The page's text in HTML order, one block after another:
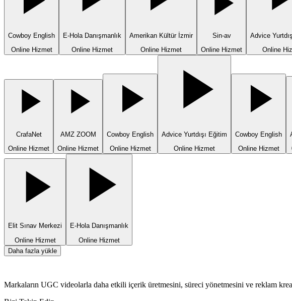
Cowboy English
Online Hizmet
E-Hola Danışmanlık
Online Hizmet
Amerikan Kültür İzmir
Online Hizmet
Sin-av
Online Hizmet
Advice
Online
CrafaNet
Online Hizmet
AMZ ZOOM
Online Hizmet
Cowboy English
Online Hizmet
Advice Yurtdışı Eğitim
Online Hizmet
Cowboy English
Online Hizmet
Elit Sınav Merkezi
Online Hizmet
E-Hola Danışmanlık
Online Hizmet
Daha fazla yükle
Markaların UGC videolarla daha etkili içerik üretmesini, süreci yönetmesini ve reklam